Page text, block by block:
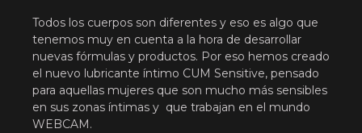
Todos los cuerpos son diferentes y eso es algo que
tenemos muy en cuenta a la hora de desarrollar
nuevas fórmulas y productos. Por eso hemos creado
el nuevo lubricante íntimo CUM Sensitive, pensado
para aquellas mujeres que son mucho más sensibles
en sus zonas íntimas y que trabajan en el mundo
WEBCAM.